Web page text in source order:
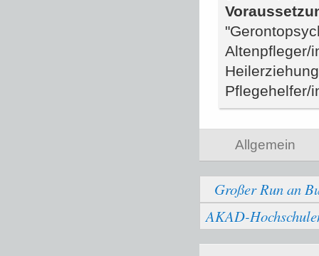
Altenpfleger/
Pflegehelfer/
Allgemein
Großer Run an
AKAD-